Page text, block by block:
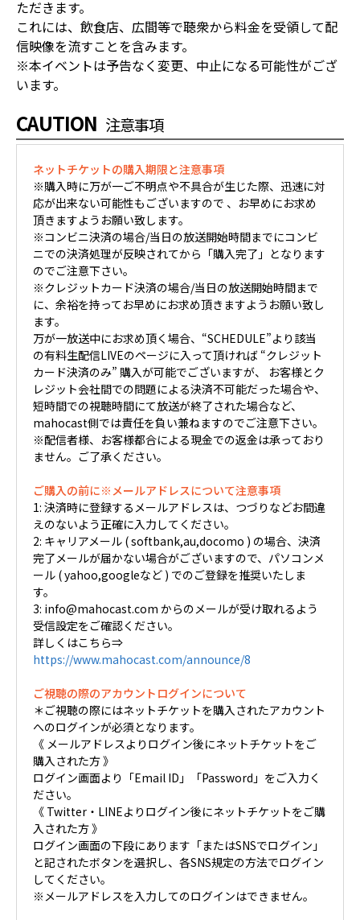
ただきます。
これには、飲食店、広間等で聴衆から料金を受領して配
信映像を流すことを含みます。
※本イベントは予告なく変更、中止になる可能性がござ
います。
CAUTION 注意事項
ネットチケットの購入期限と注意事項
※購入時に万が一ご不明点や不具合が生じた際、迅速に対
応が出来ない可能性もございますので 、お早めにお求め
頂きますようお願い致します。
※コンビニ決済の場合/当日の放送開始時間までにコンビ
ニでの決済処理が反映されてから「購入完了」となります
のでご注意下さい。
※クレジットカード決済の場合/当日の放送開始時間まで
に、余裕を持ってお早めにお求め頂きますようお願い致し
ます。
万が一放送中にお求め頂く場合、“SCHEDULE”より該当
の有料生配信LIVEのページに入って頂ければ “クレジット
カード決済のみ” 購入が可能でございますが、 お客様とク
レジット会社間での問題による決済不可能だった場合や、
短時間での視聴時間にて放送が終了された場合など、
mahocast側では責任を負い兼ねますのでご注意下さい。
※配信者様、お客様都合による現金での返金は承っており
ません。ご了承ください。
ご購入の前に※メールアドレスについて注意事項
1: 決済時に登録するメールアドレスは、つづりなどお間違
えのないよう正確に入力してください。
2: キャリアメール ( softbank,au,docomo ) の場合、決済
完了メールが届かない場合がございますので、パソコンメ
ール ( yahoo,googleなど ) でのご登録を推奨いたしま
す。
3: info@mahocast.com からのメールが受け取れるよう
受信設定をご確認ください。
詳しくはこちら⇒
https://www.mahocast.com/announce/8
ご視聴の際のアカウントログインについて
＊ご視聴の際にはネットチケットを購入されたアカウント
へのログインが必須となります。
《 メールアドレスよりログイン後にネットチケットをご
購入された方 》
ログイン画面より「Email ID」「Password」をご入力く
ださい。
《 Twitter・LINEよりログイン後にネットチケットをご購
入された方 》
ログイン画面の下段にあります「またはSNSでログイン」
と記されたボタンを選択し、各SNS規定の方法でログイン
してください。
※メールアドレスを入力してのログインはできません。